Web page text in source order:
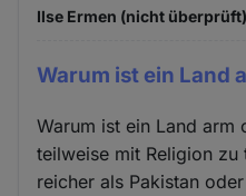
Ilse Ermen (nicht überprüft)
Warum ist ein Land
Warum ist ein Land arm
teilweise mit Religion zu
reicher als Pakistan